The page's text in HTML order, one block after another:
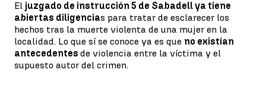
El juzgado de instrucción 5 de Sabadell ya tiene
abiertas diligencias para tratar de esclarecer los
hechos tras la muerte violenta de una mujer en la
localidad. Lo que sí se conoce ya es que no existían
antecedentes de violencia entre la víctima y el
supuesto autor del crimen.